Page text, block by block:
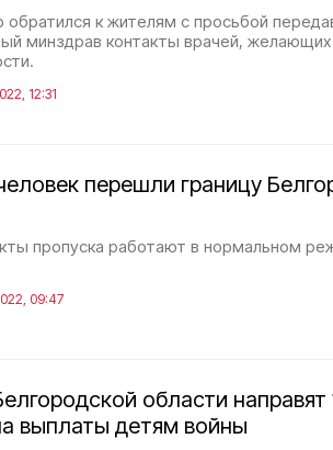
обратился к жителям с просьбой
минздрав контакты врачей, желающих
12:31
перешли границу
пропуска работают в нормальном
09:47
области направят
выплаты детям войны